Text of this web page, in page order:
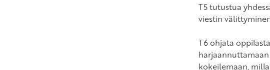
T5 tutustua
viestin
T6 ohjata
kokeilemaan,